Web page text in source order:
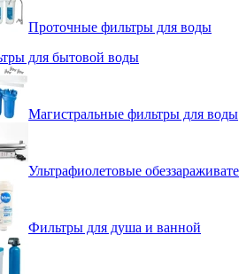
Проточные фильтры для воды
для бытовой воды
Магистральные фильтры для воды
Ультрафиолетовые
Фильтры для душа и ванной